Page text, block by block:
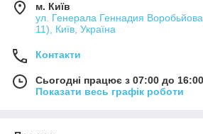
м. Київ
ул. Генерала Геннадия
11), Київ, Україна
Контакти
Сьогодні працює з 07:00 до 16:00
Показати весь графік роботи